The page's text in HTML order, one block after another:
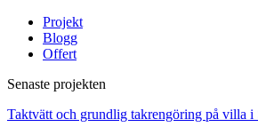
Projekt
Blogg
Offert
Senaste projekten
Taktvätt och grundlig takrengöring på villa